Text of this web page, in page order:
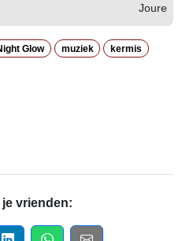
Joure
Glow muziek kermis
je vrienden: